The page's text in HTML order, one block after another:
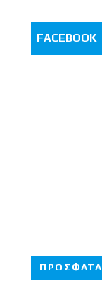
FACEBOOK
ΠΡΟΣΦΑΤΑ